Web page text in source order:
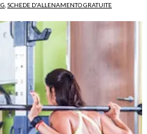
SCHEDE D'ALLENAMENTO GRATUITE